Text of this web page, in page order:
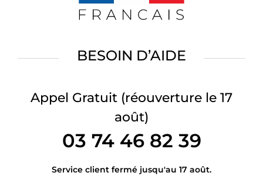
BESOIN D’AIDE
Appel Gratuit (réouverture le 17
août)
03 74 46 82 39
Service client fermé jusqu'au 17 août.